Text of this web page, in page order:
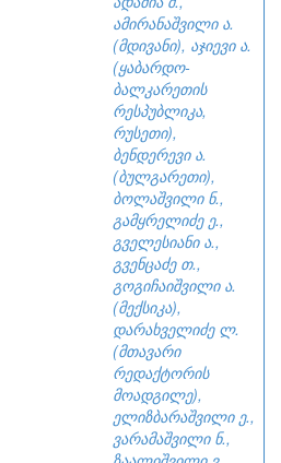
ამირანაშვილი ა.
(მდივანი), აჯიევი ა.
(ყაბარდო-
ბალკარეთის
რესპუბლიკა,
რუსეთი),
ბენდერევი ა.
(ბულგარეთი),
ბოლაშვილი ნ.,
გამყრელიძე ე.,
გველესიანი ა.,
გვენცაძე თ.,
გოგიჩაიშვილი ა.
(მექსიკა),
დარახველიძე ლ.
(მთავარი
რედაქტორის
მოადგილე),
ელიზბარაშვილი ე.,
ვარამაშვილი ნ.,